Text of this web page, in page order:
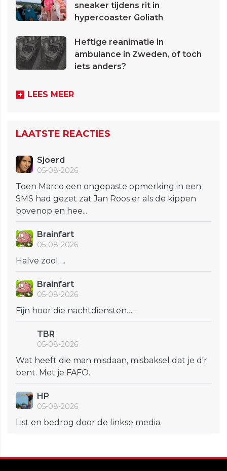
sneaker tijdens rit in
hypercoaster Goliath
Heftige reanimatie in
ambulance in Zweden, of toch
iets anders?
LEES MEER
LAATSTE REACTIES
Sjoerd
05-08-2026
Toen Marco een ongepaste opmerking in een
SMS had gezet zat Jan Roos er als de kippen
bovenop en hee...
Brainfart
05-08-2026
Halve zool….
Brainfart
05-08-2026
Fijn hoor die nachtdiensten……
TBR
05-08-2026
Wat heeft die man misdaan, misbaksel dat je d'r
bent. Met je FAFO.
HP
05-08-2026
List en bedrog door de linkse media.